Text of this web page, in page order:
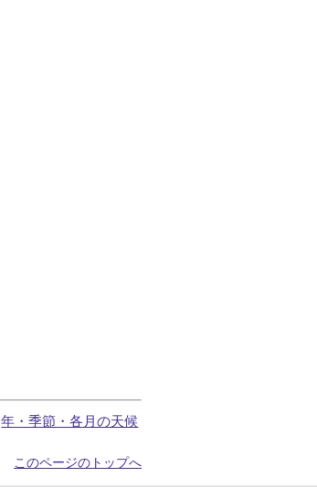
年・季節・各月の天候
このページのトップへ